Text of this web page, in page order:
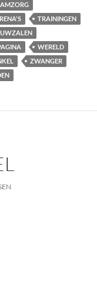
TRAININGEN
WERELD
ZWANGER